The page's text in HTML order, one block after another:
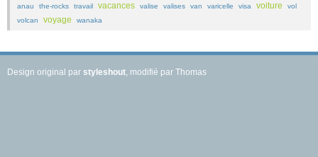
anau
the-rocks travail vacances valise valises van varicelle visa voiture
vol
volcan
voyage wanaka
Design original par styleshout, modifié par Thomas